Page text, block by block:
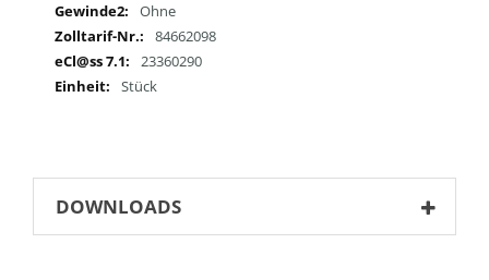
Ohne
84662098
23360290
Stück
DOWNLOADS